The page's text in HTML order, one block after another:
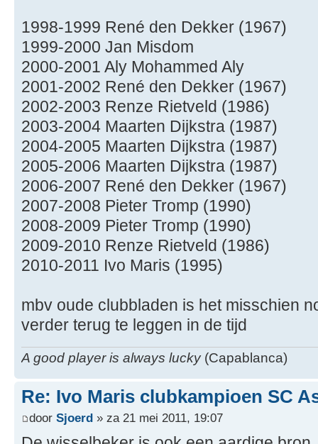
1998-1999 René den Dekker (1967)
1999-2000 Jan Misdom
2000-2001 Aly Mohammed Aly
2001-2002 René den Dekker (1967)
2002-2003 Renze Rietveld (1986)
2003-2004 Maarten Dijkstra (1987)
2004-2005 Maarten Dijkstra (1987)
2005-2006 Maarten Dijkstra (1987)
2006-2007 René den Dekker (1967)
2007-2008 Pieter Tromp (1990)
2008-2009 Pieter Tromp (1990)
2009-2010 Renze Rietveld (1986)
2010-2011 Ivo Maris (1995)
mbv oude clubbladen is het misschien
verder terug te leggen in de tijd
A good player is always lucky(Capablanca)
Re: Ivo Maris clubkampioen SC
door Sjoerd » za 21 mei 2011, 19:07